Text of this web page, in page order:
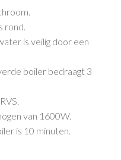
rond.
is veilig door een
boiler bedraagt 3
van 1600W.
is 10 minuten.